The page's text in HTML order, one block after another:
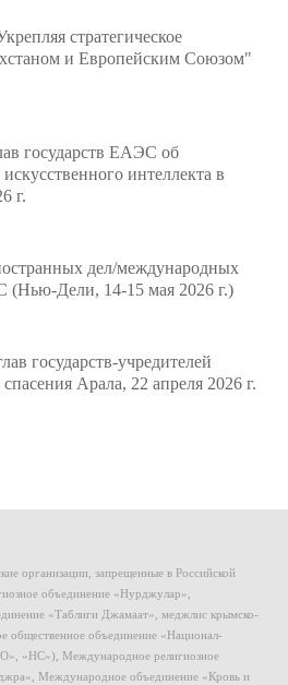
стратегическое
и Европейским Союзом"
государств ЕАЭС об
интеллекта в
г.
дел/международных
Дели, 14-15 мая 2026 г.)
государств-учредителей
Арала, 22 апреля 2026 г.
организации, запрещенные в Российской
объединение «Нурджулар»,
«Таблиги Джамаат», меджлис крымско-
общественное объединение «Национал-
«НС»), Международное религиозное
Международное объединение «Кровь и